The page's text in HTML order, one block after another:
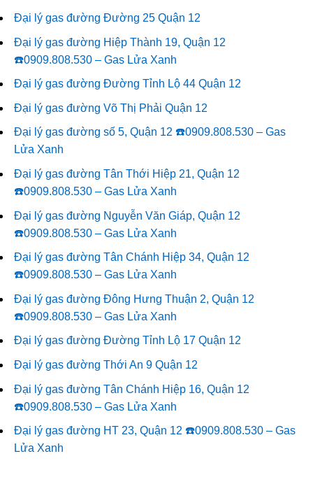
Đại lý gas đường Đường 25 Quận 12
Đại lý gas đường Hiệp Thành 19, Quận 12
☎️0909.808.530 – Gas Lửa Xanh
Đại lý gas đường Đường Tỉnh Lộ 44 Quận 12
Đại lý gas đường Võ Thị Phải Quận 12
Đại lý gas đường số 5, Quận 12 ☎️0909.808.530 – Gas
Lửa Xanh
Đại lý gas đường Tân Thới Hiệp 21, Quận 12
☎️0909.808.530 – Gas Lửa Xanh
Đại lý gas đường Nguyễn Văn Giáp, Quận 12
☎️0909.808.530 – Gas Lửa Xanh
Đại lý gas đường Tân Chánh Hiệp 34, Quận 12
☎️0909.808.530 – Gas Lửa Xanh
Đại lý gas đường Đông Hưng Thuận 2, Quận 12
☎️0909.808.530 – Gas Lửa Xanh
Đại lý gas đường Đường Tỉnh Lộ 17 Quận 12
Đại lý gas đường Thới An 9 Quận 12
Đại lý gas đường Tân Chánh Hiệp 16, Quận 12
☎️0909.808.530 – Gas Lửa Xanh
Đại lý gas đường HT 23, Quận 12 ☎️0909.808.530 – Gas
Lửa Xanh